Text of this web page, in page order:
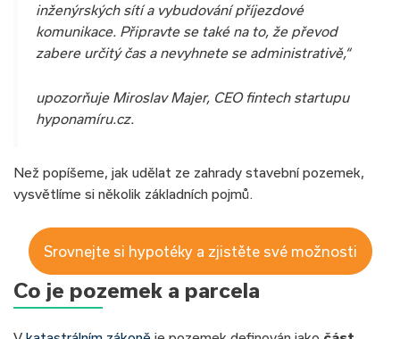
inženýrských sítí a vybudování příjezdové
komunikace. Připravte se také na to, že převod
zabere určitý čas a nevyhnete se administrativě,“
upozorňuje Miroslav Majer, CEO fintech startupu
hyponamíru.cz.
Než popíšeme, jak udělat ze zahrady stavební pozemek,
vysvětlíme si několik základních pojmů.
Srovnejte si hypotéky a zjistěte své možnosti
Co je pozemek a parcela